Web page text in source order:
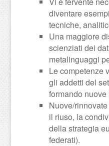
diventare
tecniche,
Una maggiore
scienziati dei
metalinguaggi
Le competenze
gli addetti del
formando
Nuove/
il riuso, la
della strategia
federati).